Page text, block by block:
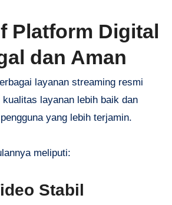
Platform Digital
dan Aman
layanan streaming resmi
layanan lebih baik dan
yang lebih terjamin.
meliputi:
Stabil